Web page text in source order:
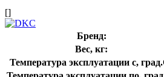
[]
Бренд:
Вес, кг:
Температура эксплуатации с,